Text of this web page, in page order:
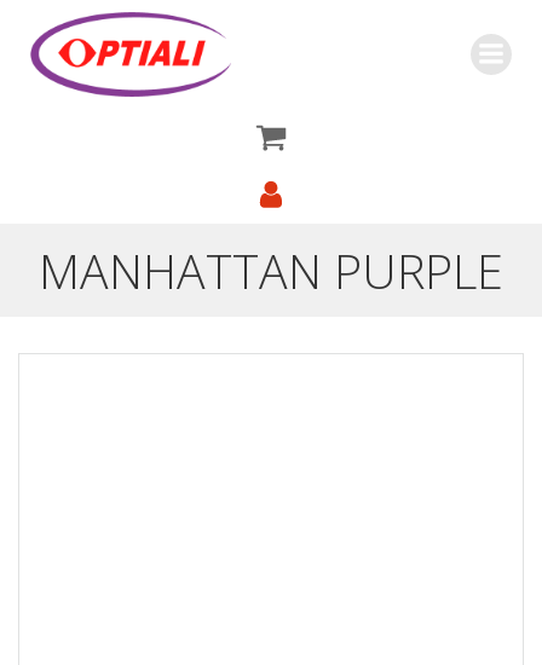
contenido
MANHATTAN PURPLE